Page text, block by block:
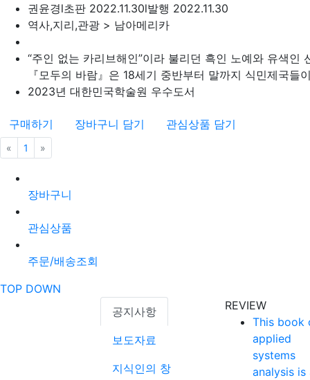
권윤경l초판 2022.11.30l발행 2022.11.30
역사,지리,관광 > 남아메리카
“주인 없는 카리브해인”이라 불리던 흑인 노예와 유색
『모두의 바람』은 18세기 중반부터 말까지 식민제국들
2023년 대한민국학술원 우수도서
구매하기 장바구니 담기 관심상품 담기
« 이전
1 »
장바구니
관심상품
주문/배송조회
TOP DOWN
공지사항
보도자료
지식인의 창
REVIEW
This book
applied
systems
analysis is